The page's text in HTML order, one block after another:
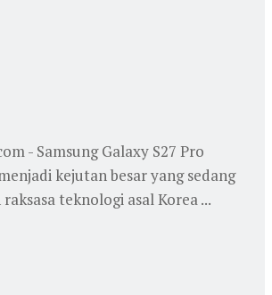
- Samsung Galaxy S27 Pro
kejutan besar yang sedang
teknologi asal Korea ...